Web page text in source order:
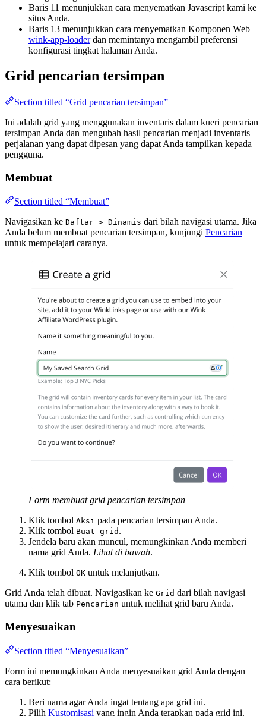
Baris 11 menunjukkan cara menyematkan Javascript kami ke
situs Anda.
Baris 13 menunjukkan cara menyematkan Komponen Web
wink-app-loaderdan memintanya mengambil preferensi
konfigurasi tingkat halaman Anda.
Grid pencarian tersimpan
Section titled “Grid pencarian tersimpan”
Ini adalah grid yang menggunakan inventaris dalam kueri pencarian
tersimpan Anda dan mengubah hasil pencarian menjadi inventaris
perjalanan yang dapat dipesan yang dapat Anda tampilkan kepada
pengguna.
Membuat
Section titled “Membuat”
Navigasikan ke Daftar > Dinamis dari bilah navigasi utama. Jika
Anda belum membuat pencarian tersimpan, kunjungi Pencarian
untuk mempelajari caranya.
Form membuat grid pencarian tersimpan
Klik tombol Aksi pada pencarian tersimpan Anda.
Klik tombol Buat grid .
Jendela baru akan muncul, memungkinkan Anda memberi
nama grid Anda. Lihat di bawah.
Klik tombol OK untuk melanjutkan.
Grid Anda telah dibuat. Navigasikan ke Grid dari bilah navigasi
utama dan klik tab Pencarian untuk melihat grid baru Anda.
Menyesuaikan
Section titled “Menyesuaikan”
Form ini memungkinkan Anda menyesuaikan grid Anda dengan
cara berikut:
Beri nama agar Anda ingat tentang apa grid ini.
Pilih Kustomisasi yang ingin Anda terapkan pada grid ini.